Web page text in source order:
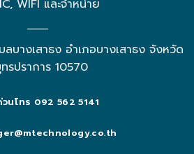
WIFI และจำหน่าย
บางเสาธง อำเภอบางเสาธง จังหวัด
รปราการ 10570
นโทร 092 562 5141